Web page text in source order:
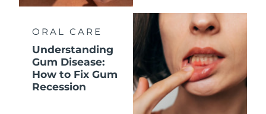
ORAL CARE
Understanding
Gum Disease:
How to Fix Gum
Recession